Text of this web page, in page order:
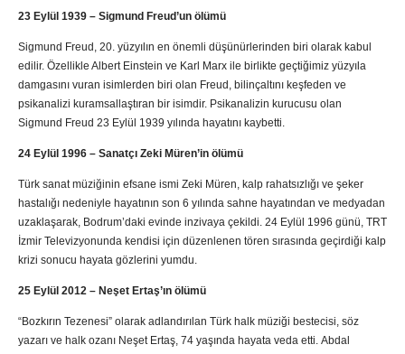
23 Eylül 1939 – Sigmund Freud’un ölümü
Sigmund Freud, 20. yüzyılın en önemli düşünürlerinden biri olarak kabul
edilir. Özellikle Albert Einstein ve Karl Marx ile birlikte geçtiğimiz yüzyıla
damgasını vuran isimlerden biri olan Freud, bilinçaltını keşfeden ve
psikanalizi kuramsallaştıran bir isimdir. Psikanalizin kurucusu olan
Sigmund Freud 23 Eylül 1939 yılında hayatını kaybetti.
24 Eylül 1996 – Sanatçı Zeki Müren’in ölümü
Türk sanat müziğinin efsane ismi Zeki Müren, kalp rahatsızlığı ve şeker
hastalığı nedeniyle hayatının son 6 yılında sahne hayatından ve medyadan
uzaklaşarak, Bodrum’daki evinde inzivaya çekildi. 24 Eylül 1996 günü, TRT
İzmir Televizyonunda kendisi için düzenlenen tören sırasında geçirdiği kalp
krizi sonucu hayata gözlerini yumdu.
25 Eylül 2012 – Neşet Ertaş’ın ölümü
“Bozkırın Tezenesi” olarak adlandırılan Türk halk müziği bestecisi, söz
yazarı ve halk ozanı Neşet Ertaş, 74 yaşında hayata veda etti. Abdal